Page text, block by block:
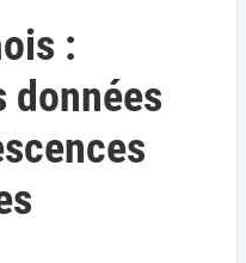
:
données